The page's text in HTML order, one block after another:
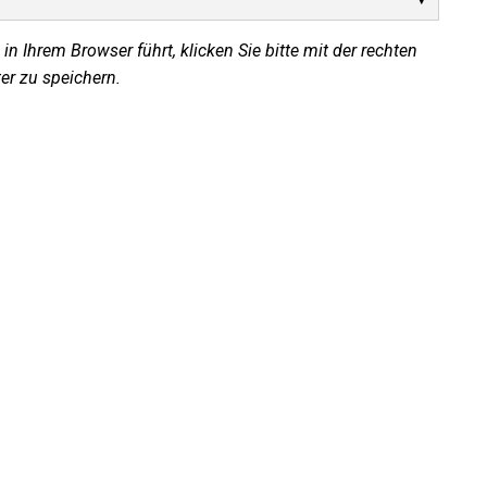
Ihrem Browser führt, klicken Sie bitte mit der rechten
zu speichern.